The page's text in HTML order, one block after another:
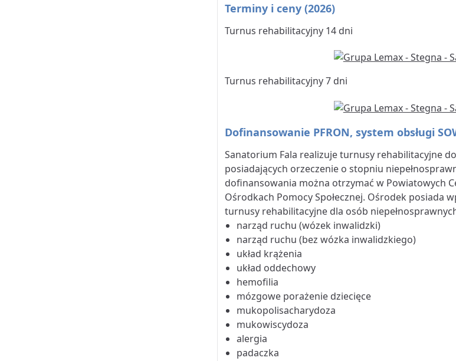
Terminy i ceny (2026)
Turnus rehabilitacyjny 14 dni
Turnus rehabilitacyjny 7 dni
Dofinansowanie PFRON, system obsługi
Sanatorium Fala realizuje turnusy rehabilitacyjne
posiadających orzeczenie o stopniu
dofinansowania można otrzymać w Powiatowych
Ośrodkach Pomocy Społecznej. Ośrodek posiada
turnusy rehabilitacyjne dla osób
narząd ruchu (wózek inwalidzki)
narząd ruchu (bez wózka inwalidzkiego)
układ krążenia
układ oddechowy
hemofilia
mózgowe porażenie dziecięce
mukopolisacharydoza
mukowiscydoza
alergia
padaczka